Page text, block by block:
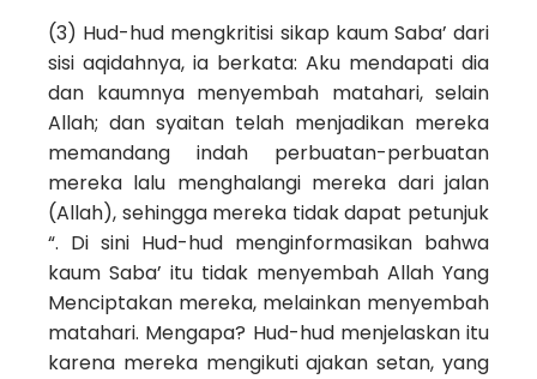
(3) Hud-hud mengkritisi sikap kaum Saba’ dari
sisi aqidahnya, ia berkata: Aku mendapati dia
dan kaumnya menyembah matahari, selain
Allah; dan syaitan telah menjadikan mereka
memandang indah perbuatan-perbuatan
mereka lalu menghalangi mereka dari jalan
(Allah), sehingga mereka tidak dapat petunjuk
“. Di sini Hud-hud menginformasikan bahwa
kaum Saba’ itu tidak menyembah Allah Yang
Menciptakan mereka, melainkan menyembah
matahari. Mengapa? Hud-hud menjelaskan itu
karena mereka mengikuti ajakan setan, yang